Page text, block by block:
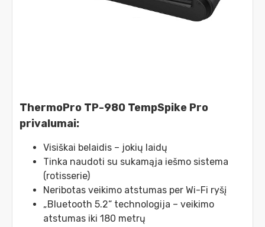
ThermoPro TP-980 TempSpike Pro
privalumai:
Visiškai belaidis – jokių laidų
Tinka naudoti su sukamąja iešmo sistema
(rotisserie)
Neribotas veikimo atstumas per Wi-Fi ryšį
„Bluetooth 5.2“ technologija – veikimo
atstumas iki 180 metrų